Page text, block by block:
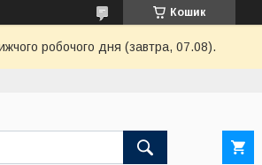
Кошик
робочого дня (завтра, 07.08).